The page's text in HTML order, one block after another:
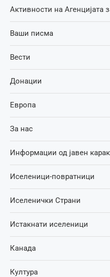
Активности на Агенцијата
Ваши писма
Вести
Донации
Европа
За нас
Информации од јавен
Иселеници-повратници
Иселенички Страни
Истакнати иселеници
Канада
Култура